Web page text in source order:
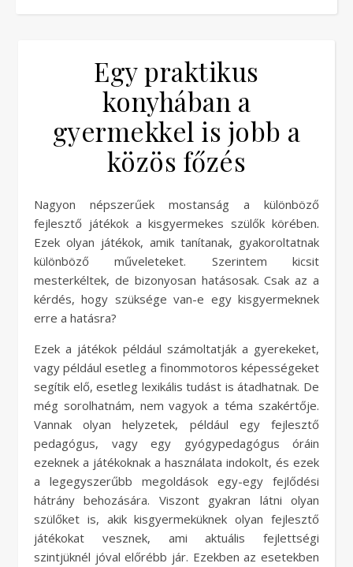
Egy praktikus
konyhában a
gyermekkel is jobb a
közös főzés
Nagyon népszerűek mostanság a különböző
fejlesztő játékok a kisgyermekes szülők körében.
Ezek olyan játékok, amik tanítanak, gyakoroltatnak
különböző műveleteket. Szerintem kicsit
mesterkéltek, de bizonyosan hatásosak. Csak az a
kérdés, hogy szüksége van-e egy kisgyermeknek
erre a hatásra?
Ezek a játékok például számoltatják a gyerekeket,
vagy például esetleg a finommotoros képességeket
segítik elő, esetleg lexikális tudást is átadhatnak. De
még sorolhatnám, nem vagyok a téma szakértője.
Vannak olyan helyzetek, például egy fejlesztő
pedagógus, vagy egy gyógypedagógus óráin
ezeknek a játékoknak a használata indokolt, és ezek
a legegyszerűbb megoldások egy-egy fejlődési
hátrány behozására. Viszont gyakran látni olyan
szülőket is, akik kisgyermeküknek olyan fejlesztő
játékokat vesznek, ami aktuális fejlettségi
szintjüknél jóval előrébb jár. Ezekben az esetekben